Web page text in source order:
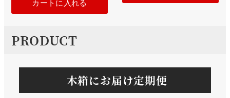
PRODUCT
木箱にお届け定期便